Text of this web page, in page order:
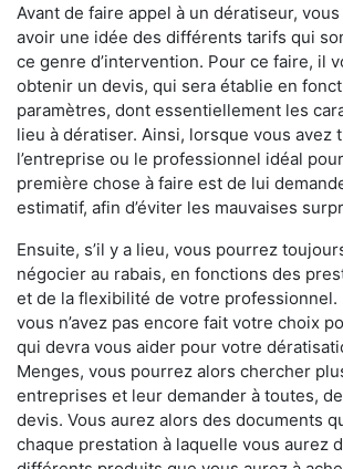
Avant de faire appel à un dératiseur,
avoir une idée des différents tarifs qui
ce genre d’intervention. Pour ce faire, il
obtenir un devis, qui sera établie en
paramètres, dont essentiellement les
lieu à dératiser. Ainsi, lorsque vous avez
l’entreprise ou le professionnel idéal
première chose à faire est de lui
estimatif, afin d’éviter les mauvaises
Ensuite, s’il y a lieu, vous pourrez
négocier au rabais, en fonctions des
et de la flexibilité de votre professionnel.
vous n’avez pas encore fait votre choix
qui devra vous aider pour votre
Menges, vous pourrez alors chercher
entreprises et leur demander à toutes,
devis. Vous aurez alors des documents
chaque prestation à laquelle vous aurez